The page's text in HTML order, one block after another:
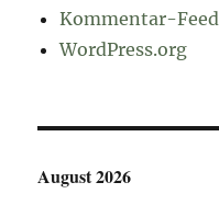
Kommentar-Feed
WordPress.org
August 2026